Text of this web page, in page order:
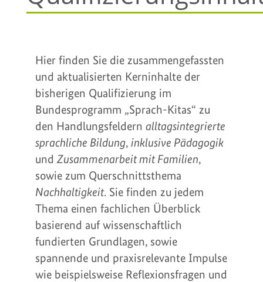
Hier finden Sie die zusammengefassten
und aktualisierten Kerninhalte der
bisherigen Qualifizierung im
Bundesprogramm „Sprach-Kitas“ zu
den Handlungsfeldern alltagsintegrierte
sprachliche Bildung, inklusive Pädagogik
und Zusammenarbeit mit Familien,
sowie zum Querschnittsthema
Nachhaltigkeit. Sie finden zu jedem
Thema einen fachlichen Überblick
basierend auf wissenschaftlich
fundierten Grundlagen, sowie
spannende und praxisrelevante Impulse
wie beispielsweise Reflexionsfragen und